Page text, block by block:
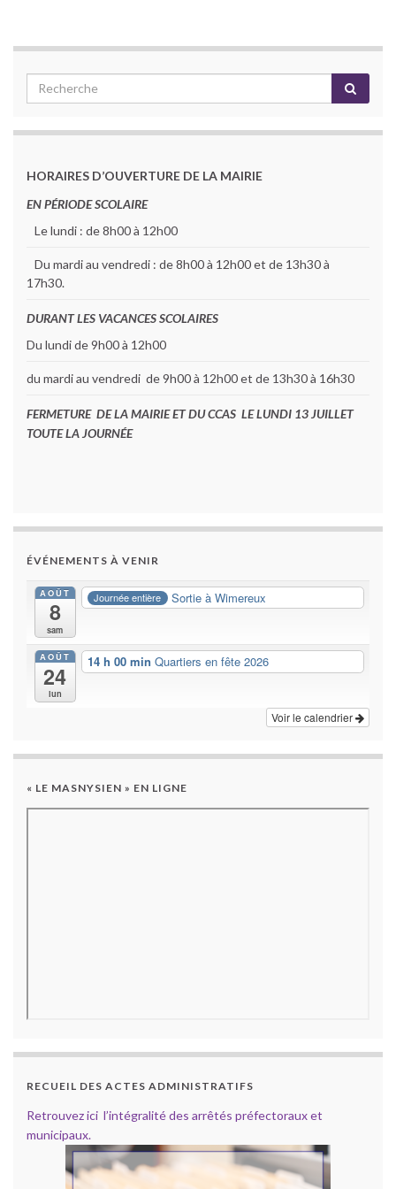
HORAIRES D’OUVERTURE DE LA MAIRIE
EN PÉRIODE SCOLAIRE
Le lundi : de 8h00 à 12h00
Du mardi au vendredi : de 8h00 à 12h00 et de 13h30 à
17h30.
DURANT LES VACANCES SCOLAIRES
Du lundi de 9h00 à 12h00
du mardi au vendredi de 9h00 à 12h00 et de 13h30 à 16h30
FERMETURE DE LA MAIRIE ET DU CCAS LE LUNDI 13 JUILLET
TOUTE LA JOURNÉE
ÉVÉNEMENTS À VENIR
AOÛT
8
sam
Journée entière Sortie à Wimereux
AOÛT
24
lun
14 h 00 min Quartiers en fête 2026
Voir le calendrier
« LE MASNYSIEN » EN LIGNE
RECUEIL DES ACTES ADMINISTRATIFS
Retrouvez ici l’intégralité des arrêtés préfectoraux et
municipaux.